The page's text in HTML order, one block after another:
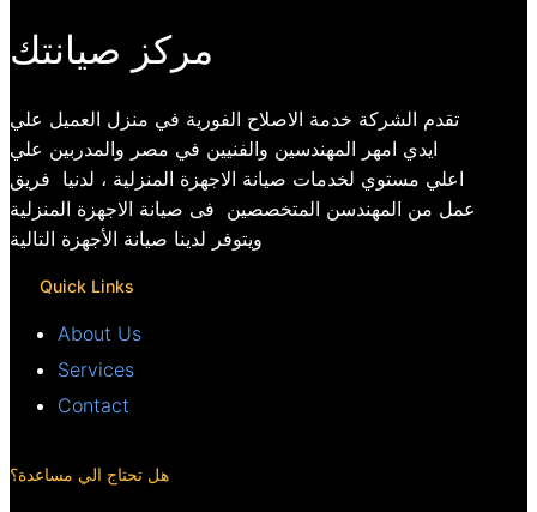
مركز صيانتك
تقدم الشركة خدمة الاصلاح الفورية في منزل العميل علي
ايدي امهر المهندسين والفنيين في مصر والمدربين علي
اعلي مستوي لخدمات صيانة الاجهزة المنزلية ، لدنيا فريق
عمل من المهندسن المتخصصين فى صيانة الاجهزة المنزلية
ويتوفر لدينا صيانة الأجهزة التالية
Quick Links
About Us
Services
Contact
هل تحتاج الي مساعدة؟